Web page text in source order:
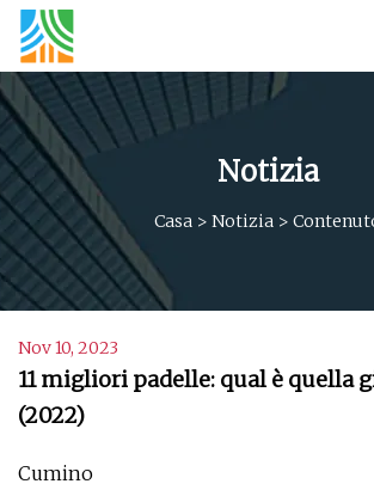
Notizia
Casa > Notizia >
Nov 10, 2023
11 migliori padelle: qual è quella
(2022)
Cumino